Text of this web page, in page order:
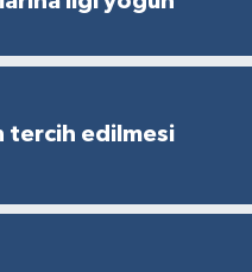
tercih edilmesi